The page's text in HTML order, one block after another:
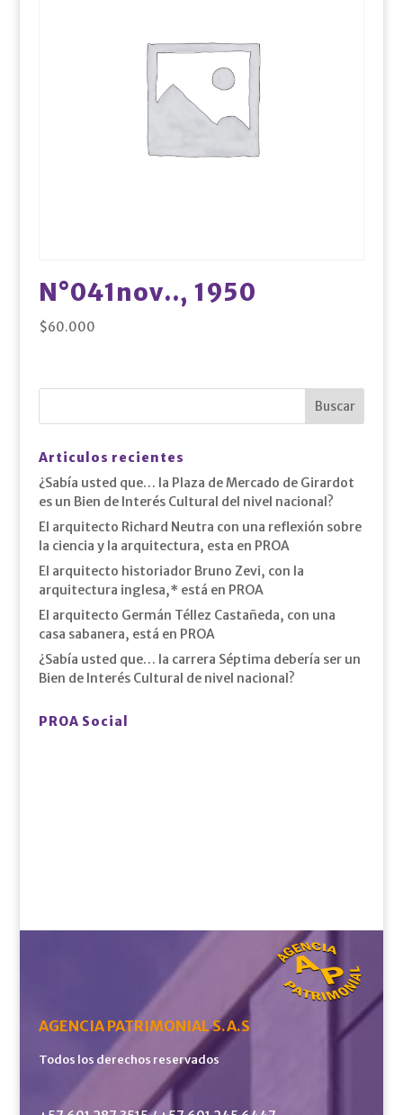
N°041nov.., 1950
$60.000
Articulos recientes
¿Sabía usted que… la Plaza de Mercado de Girardot
es un Bien de Interés Cultural del nivel nacional?
El arquitecto Richard Neutra con una reflexión sobre
la ciencia y la arquitectura, esta en PROA
El arquitecto historiador Bruno Zevi, con la
arquitectura inglesa,* está en PROA
El arquitecto Germán Téllez Castañeda, con una
casa sabanera, está en PROA
¿Sabía usted que… la carrera Séptima debería ser un
Bien de Interés Cultural de nivel nacional?
PROA Social
AGENCIA PATRIMONIAL S.A.S
Todos los derechos reservados